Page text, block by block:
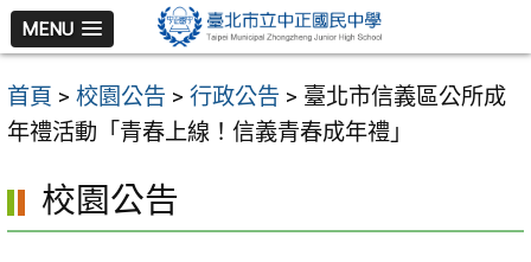
跳
至
主
要
容
區
MENU
首頁 > 校園公告 > 行政公告 > 臺北市信義區公所成
年禮活動「青春上線！信義青春成年禮」
校園公告